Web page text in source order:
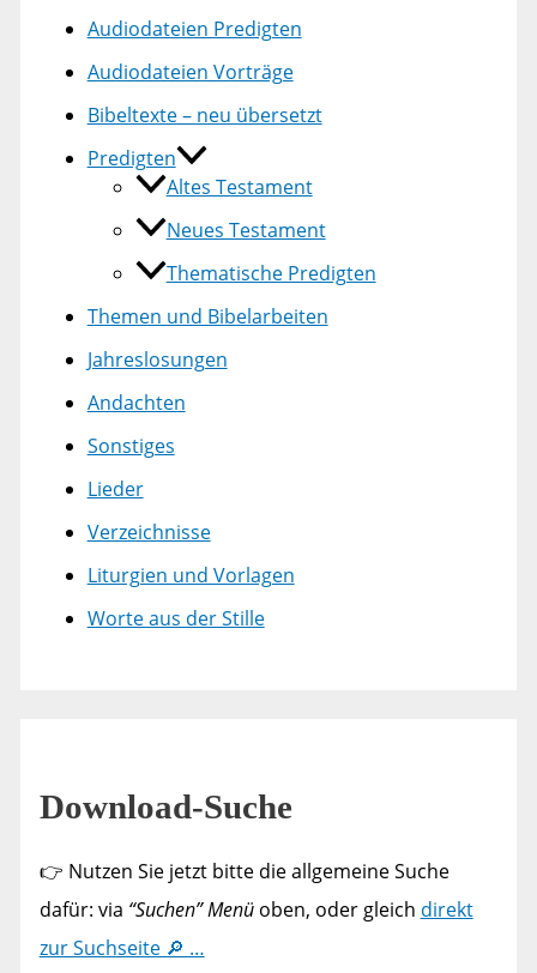
Audiodateien Predigten
Audiodateien Vorträge
Bibeltexte – neu übersetzt
Predigten
Altes Testament
Neues Testament
Thematische Predigten
Themen und Bibelarbeiten
Jahreslosungen
Andachten
Sonstiges
Lieder
Verzeichnisse
Liturgien und Vorlagen
Worte aus der Stille
Download-Suche
👉 Nutzen Sie jetzt bitte die allgemeine Suche
dafür: via “Suchen” Menüoben, oder gleich direkt
zur Suchseite 🔎 …